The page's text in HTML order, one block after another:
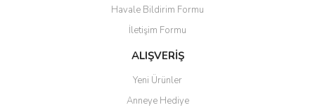
Havale Bildirim Formu
İletişim Formu
ALIŞVERİŞ
Yeni Ürünler
Anneye Hediye